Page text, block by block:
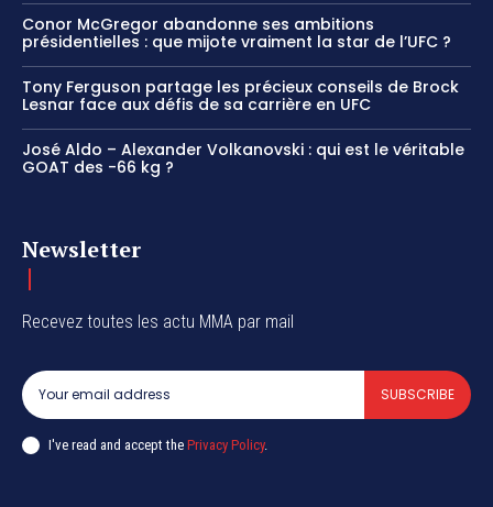
Conor McGregor abandonne ses ambitions
présidentielles : que mijote vraiment la star de l’UFC ?
Tony Ferguson partage les précieux conseils de Brock
Lesnar face aux défis de sa carrière en UFC
José Aldo – Alexander Volkanovski : qui est le véritable
GOAT des -66 kg ?
Newsletter
Recevez toutes les actu MMA par mail
SUBSCRIBE
I've read and accept the Privacy Policy.